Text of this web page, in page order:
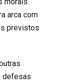
arca com
previstos
defesas